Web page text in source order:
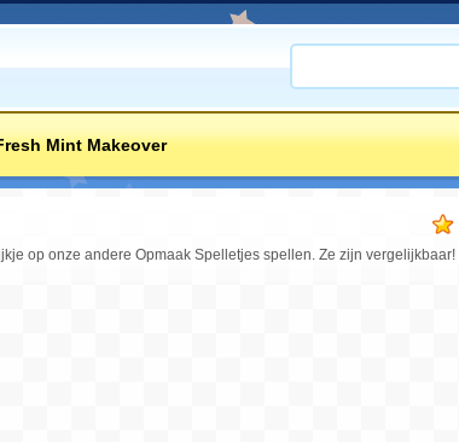
Mint Makeover
op onze andere Opmaak Spelletjes spellen. Ze zijn vergelijkbaar!